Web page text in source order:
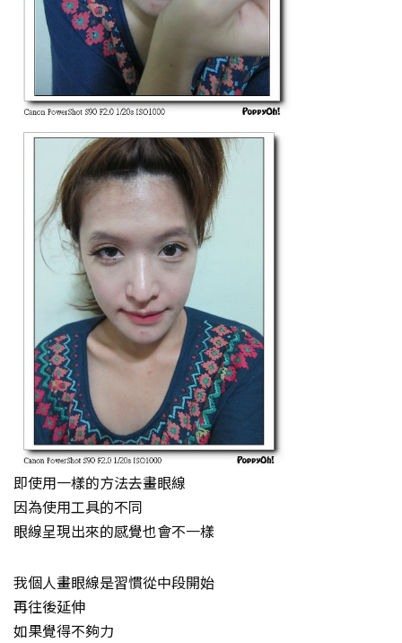
即使用一樣的方法去畫眼線
因為使用工具的不同
眼線呈現出來的感覺也會不一樣
我個人畫眼線是習慣從中段開始
再往後延伸
如果覺得不夠力